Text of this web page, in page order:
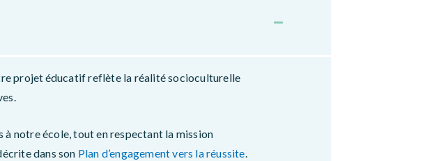
projet éducatif reflète la réalité socioculturelle
notre école, tout en respectant la mission
dans son Plan d’engagement vers la réussite.